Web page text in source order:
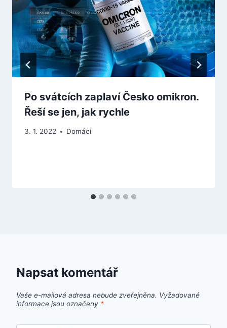
Po svátcích zaplaví Česko omikron.
Řeší se jen, jak rychle
3. 1. 2022 Domácí
Napsat komentář
Vaše e-mailová adresa nebude zveřejněna. Vyžadované
informace jsou označeny *